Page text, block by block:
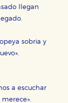
llegan
sobria y
a escuchar
experiencia
de
socios
No
sino
de su